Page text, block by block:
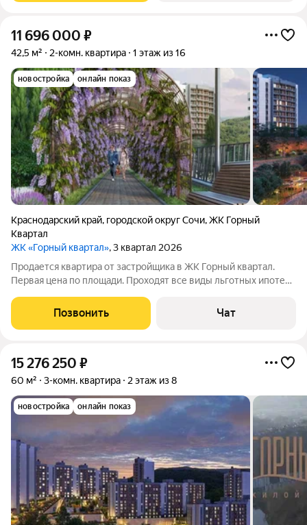
11 696 000 ₽
42,5 м² 2-комн. квартира 1 этаж из 16
новостройка онлайн показ
Краснодарский край, городской округ Сочи,ЖК Горный
Квартал
ЖК «Горный квартал», 3 квартал 2026
Продается квартира от застройщика в ЖК Горный квартал.
Первая цена по площади. Проходят все виды льготных ипотек,
рекомендации есть своя строительная бригада проверенная.
Звоните, пишите. Цена
Позвонить Чат
15 276 250 ₽
60 м² 3-комн. квартира 2 этаж из 8
новостройка онлайн показ